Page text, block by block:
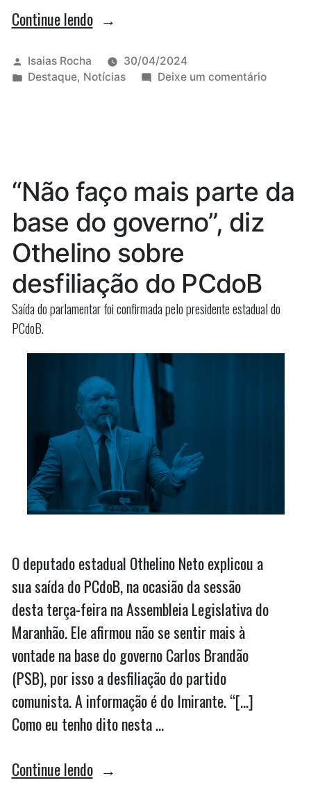
Continue lendo“Vídeo:
clima
tenso,
esclarecimentos
em
audiência
na
Câmara”
Publicado
por
Isaias Rocha
30/04/2024
Publicado
Destaque, Notícias Deixe um comentárioem
presta
“Não faço mais parte da
base do governo”, diz
Othelino sobre
desfiliação do PCdoB
Saída do parlamentar foi confirmada pelo presidente estadual do
PCdoB.
O deputado estadual Othelino Neto explicou a
sua saída do PCdoB, na ocasião da sessão
desta terça-feira na Assembleia Legislativa do
Maranhão. Ele afirmou não se sentir mais à
vontade na base do governo Carlos Brandão
(PSB), por isso a desfiliação do partido
comunista. A informação é do Imirante. “[…]
Como eu tenho dito nesta …
Continue lendo““Não